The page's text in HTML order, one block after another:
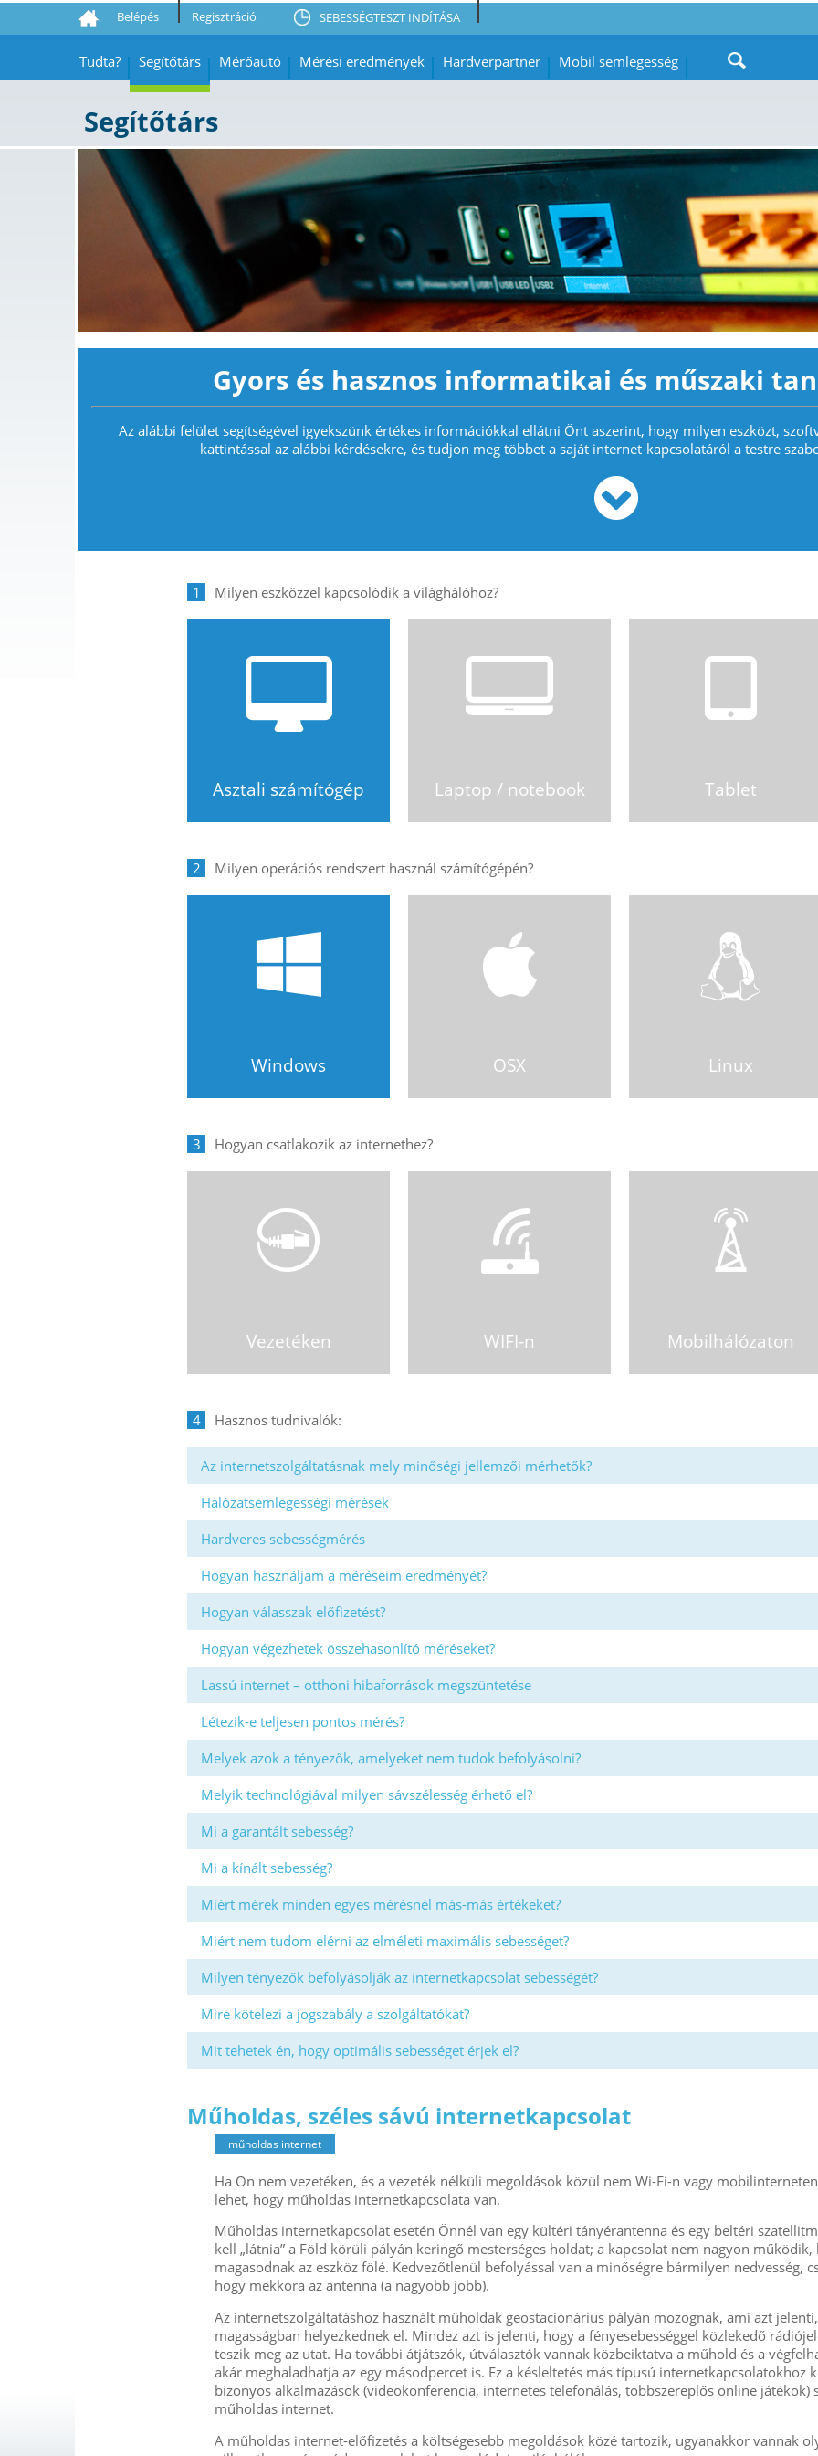
Belépés Regisztráció SEBESSÉGTESZT INDÍTÁSA
Tudta? Segítőtárs Mérőautó Mérési eredmények Hardverpartner Mobil semlegesség
Segítőtárs
Gyors és hasznos informatikai és műszaki
Az alábbi felület segítségével igyekszünk értékes információkkal ellátni Önt aszerint, hogy milyen eszközt,
kattintással az alábbi kérdésekre, és tudjon meg többet a saját internet-kapcsolatáról a testre
1
Asztali számítógép Laptop / notebook Tablet
2
Windows OSX Linux
3
Vezetéken WIFI-n Mobilhálózaton
4
Az internetszolgáltatásnak mely minőségi jellemzői mérhetők?
Hálózatsemlegességi mérések
Hardveres sebességmérés
Hogyan használjam a méréseim eredményét?
Hogyan válasszak előfizetést?
Hogyan végezhetek összehasonlító méréseket?
Lassú internet – otthoni hibaforrások megszüntetése
Létezik-e teljesen pontos mérés?
Melyek azok a tényezők, amelyeket nem tudok befolyásolni?
Melyik technológiával milyen sávszélesség érhető el?
Mi a garantált sebesség?
Mi a kínált sebesség?
Miért mérek minden egyes mérésnél más-más értékeket?
Miért nem tudom elérni az elméleti maximális sebességet?
Milyen tényezők befolyásolják az internetkapcsolat sebességét?
Mire kötelezi a jogszabály a szolgáltatókat?
Mit tehetek én, hogy optimális sebességet érjek el?
Műholdas, széles sávú internetkapcsolat
műholdas internet
Ha Ön nem vezetéken, és a vezeték nélküli megoldások közül nem Wi-Fi-n vagy
lehet, hogy műholdas internetkapcsolata van.
Műholdas internetkapcsolat esetén Önnél van egy kültéri tányérantenna és egy beltéri
kell „látnia” a Föld körüli pályán keringő mesterséges holdat; a kapcsolat nem nagyon
magasodnak az eszköz fölé. Kedvezőtlenül befolyással van a minőségre bármilyen nedvesség,
hogy mekkora az antenna (a nagyobb jobb).
Az internetszolgáltatáshoz használt műholdak geostacionárius pályán mozognak, ami azt
magasságban helyezkednek el. Mindez azt is jelenti, hogy a fényesebességgel közlekedő
teszik meg az utat. Ha további átjátszók, útválasztók vannak közbeiktatva a műhold és a
akár meghaladhatja az egy másodpercet is. Ez a késleltetés más típusú internetkapcsolatokhoz
bizonyos alkalmazások (videokonferencia, internetes telefonálás, többszereplős online
műholdas internet.
A műholdas internet-előfizetés a költségesebb megoldások közé tartozik, ugyanakkor vannak